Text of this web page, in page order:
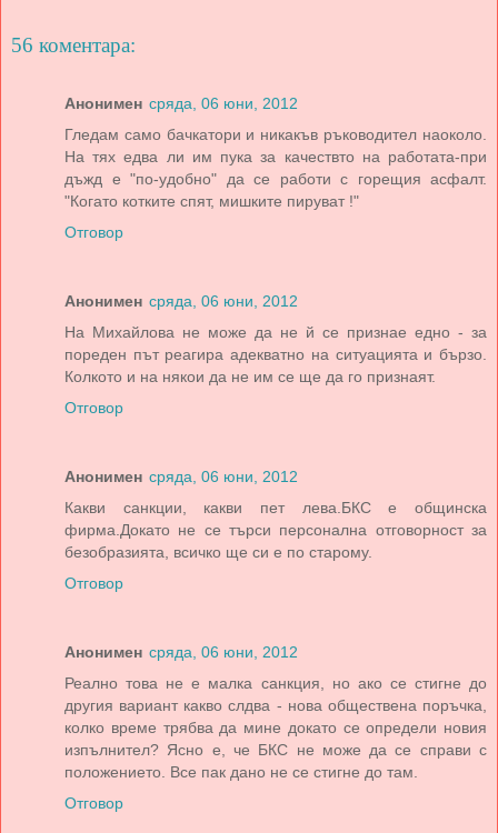
56 коментара:
Анонимен сряда, 06 юни, 2012
Гледам само бачкатори и никакъв ръководител наоколо.
На тях едва ли им пука за качествто на работата-при
дъжд е "по-удобно" да се работи с горещия асфалт.
"Когато котките спят, мишките пируват !"
Отговор
Анонимен сряда, 06 юни, 2012
На Михайлова не може да не й се признае едно - за
пореден път реагира адекватно на ситуацията и бързо.
Колкото и на някои да не им се ще да го признаят.
Отговор
Анонимен сряда, 06 юни, 2012
Какви санкции, какви пет лева.БКС е общинска
фирма.Докато не се търси персонална отговорност за
безобразията, всичко ще си е по старому.
Отговор
Анонимен сряда, 06 юни, 2012
Реално това не е малка санкция, но ако се стигне до
другия вариант какво слдва - нова обществена поръчка,
колко време трябва да мине докато се определи новия
изпълнител? Ясно е, че БКС не може да се справи с
положението. Все пак дано не се стигне до там.
Отговор